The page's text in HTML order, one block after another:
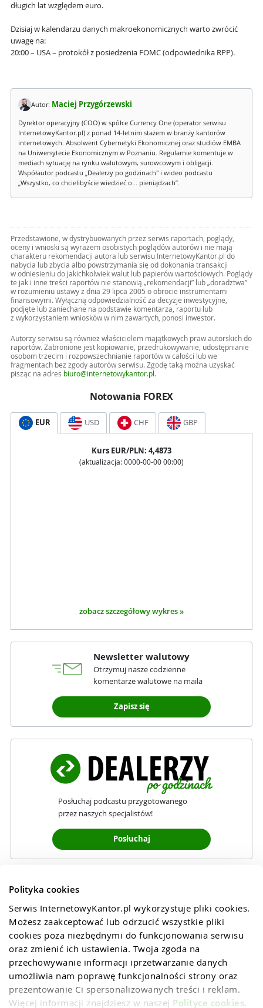
Polityka cookies
Serwis InternetowyKantor.pl wykorzystuje pliki cookies.
Możesz zaakceptować lub odrzucić wszystkie pliki
cookies poza niezbędnymi do funkcjonowania serwisu
oraz zmienić ich ustawienia. Twoja zgoda na
przechowywanie informacji iprzetwarzanie danych
umożliwia nam poprawę funkcjonalności strony oraz
prezentowanie Ci spersonalizowanych treści i reklam.
Więcej informacji znajdziesz w naszej Polityce cookies.
długich lat względem euro.
Dzisiaj w kalendarzu danych makroekonomicznych warto zwrócić
uwagę na:
20:00 – USA – protokół z posiedzenia FOMC (odpowiednika RPP).
Autor: Maciej Przygórzewski
Dyrektor operacyjny (COO) w spółce Currency One (operator serwisu
InternetowyKantor.pl) z ponad 14-letnim stażem w branży kantorów
internetowych. Absolwent Cybernetyki Ekonomicznej oraz studiów EMBA
na Uniwersytecie Ekonomicznym w Poznaniu. Regularnie komentuje w
mediach sytuację na rynku walutowym, surowcowym i obligacji.
Współautor podcastu „Dealerzy po godzinach" i wideo podcastu
„Wszystko, co chcielibyście wiedzieć o... pieniądzach”.
Przedstawione, w dystrybuowanych przez serwis raportach, poglądy,
oceny i wnioski są wyrazem osobistych poglądów autorów i nie mają
charakteru rekomendacji autora lub serwisu InternetowyKantor.pl do
nabycia lub zbycia albo powstrzymania się od dokonania transakcji
w odniesieniu do jakichkolwiek walut lub papierów wartościowych. Poglądy
te jak i inne treści raportów nie stanowią „rekomendacji” lub „doradztwa”
w rozumieniu ustawy z dnia 29 lipca 2005 o obrocie instrumentami
finansowymi. Wyłączną odpowiedzialność za decyzje inwestycyjne,
podjęte lub zaniechane na podstawie komentarza, raportu lub
z wykorzystaniem wniosków w nim zawartych, ponosi inwestor.
Autorzy serwisu są również właścicielem majątkowych praw autorskich do
raportów. Zabronione jest kopiowanie, przedrukowywanie, udostępnianie
osobom trzecim i rozpowszechnianie raportów w całości lub we
fragmentach bez zgody autorów serwisu. Zgodę taką można uzyskać
pisząc na adres biuro@internetowykantor.pl .
Notowania FOREX
EUR USD CHF GBP
Kurs EUR/PLN: 4,4873
(aktualizacja: 0000-00-00 00:00)
zobacz szczegółowy wykres »
Newsletter walutowy
Otrzymuj nasze codzienne
komentarze walutowe na maila
Zapisz się
Posłuchaj podcastu przygotowanego
przez naszych specjalistów!
Posłuchaj